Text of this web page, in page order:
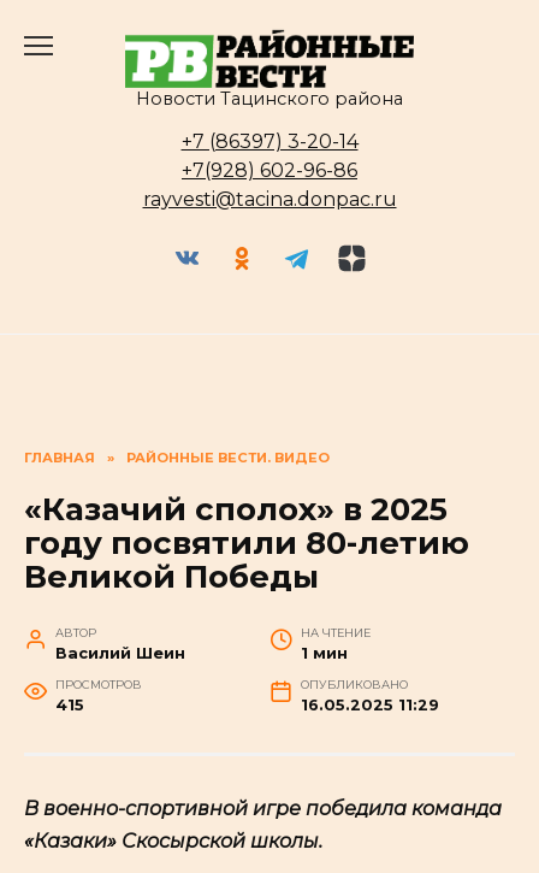
Новости Тацинского района
+7 (86397) 3-20-14
+7(928) 602-96-86
rayvesti@tacina.donpac.ru
ГЛАВНАЯ » РАЙОННЫЕ ВЕСТИ. ВИДЕО
«Казачий сполох» в 2025
году посвятили 80-летию
Великой Победы
АВТОР
Василий Шеин
НА ЧТЕНИЕ
1 мин
ПРОСМОТРОВ
415
ОПУБЛИКОВАНО
16.05.2025 11:29
В военно-спортивной игре победила команда
«Казаки» Скосырской школы.